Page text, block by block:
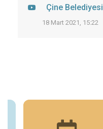
Çine
18 Mart 2021, 15:22